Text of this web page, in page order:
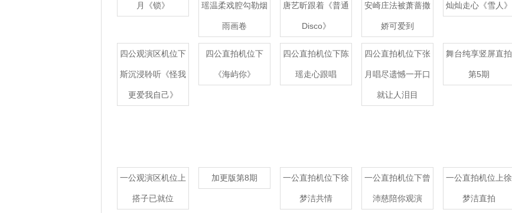
月《锁》 瑶温柔戏腔勾勒烟
雨画卷
唐艺昕跟着《普通
Disco》
安崎庄法被萧蔷撒
娇可爱到
灿灿走心《雪人》
四公观演区机位下
斯沉浸聆听《怪我
更爱我自己》
四公直拍机位下
《海屿你》
四公直拍机位下陈
瑶走心跟唱
四公直拍机位下张
月唱尽遗憾一开口
就让人泪目
舞台纯享竖屏直拍
第5期
一公观演区机位上
搭子已就位
加更版第8期 一公直拍机位下徐
梦洁共情
一公直拍机位下曾
沛慈陪你观演
一公直拍机位上徐
梦洁直拍